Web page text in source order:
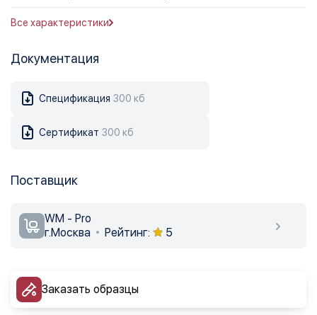
Все характеристики
Документация
Спецификация 300 кб
Сертификат 300 кб
Поставщик
WM - Pro
г.Москва
Рейтинг: 5
Заказать образцы